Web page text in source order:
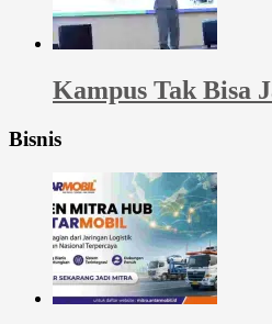
Kampus Tak Bisa
Bisnis